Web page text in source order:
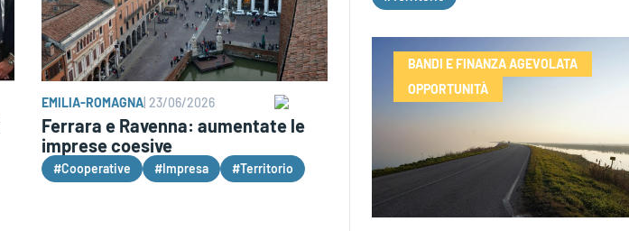
EMILIA-ROMAGNA 23/06/2026
Ferrara e Ravenna: aumentate le
imprese coesive
#Cooperative #Impresa #Territorio
BANDI E FINANZA AGEVOLATA
OPPORTUNITÀ